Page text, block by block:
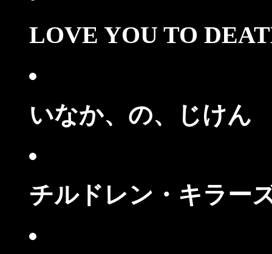
LOVE YOU TO
いなか、の、じけん
チルドレン・キラー